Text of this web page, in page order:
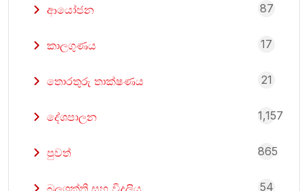
ආයෝජන 87
කාලගුණය 17
තොරතුරු තාක්ෂණය 21
දේශපාලන 1,157
පුවත් 865
බලශක්ති සහ විදුලිය 54